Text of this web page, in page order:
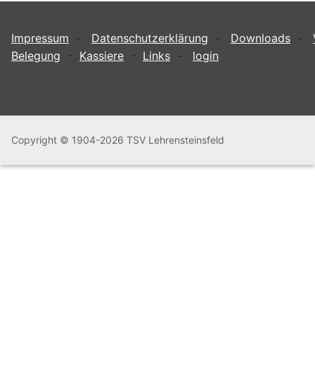
Impressum - Datenschutzerklärung - Downloads -
Belegung - Kassiere - Links - login
Copyright © 1904-2026 TSV Lehrensteinsfeld